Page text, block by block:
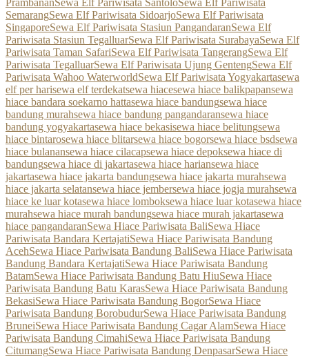
PrambananSewa Elf Pariwisata SantoloSewa Elf Pariwisata
SemarangSewa Elf Pariwisata SidoarjoSewa Elf Pariwisata
SingaporeSewa Elf Pariwisata Stasiun PangandaranSewa Elf
Pariwisata Stasiun TegalluarSewa Elf Pariwisata SurabayaSewa Elf
Pariwisata Taman SafariSewa Elf Pariwisata TangerangSewa Elf
Pariwisata TegalluarSewa Elf Pariwisata Ujung GentengSewa Elf
Pariwisata Wahoo WaterworldSewa Elf Pariwisata Yogyakartasewa
elf per harisewa elf terdekatsewa hiacesewa hiace balikpapansewa
hiace bandara soekarno hattasewa hiace bandungsewa hiace
bandung murahsewa hiace bandung pangandaransewa hiace
bandung yogyakartasewa hiace bekasisewa hiace belitungsewa
hiace bintarosewa hiace blitarsewa hiace bogorsewa hiace bsdsewa
hiace bulanansewa hiace cilacapsewa hiace depoksewa hiace di
bandungsewa hiace di jakartasewa hiace hariansewa hiace
jakartasewa hiace jakarta bandungsewa hiace jakarta murahsewa
hiace jakarta selatansewa hiace jembersewa hiace jogja murahsewa
hiace ke luar kotasewa hiace lomboksewa hiace luar kotasewa hiace
murahsewa hiace murah bandungsewa hiace murah jakartasewa
hiace pangandaranSewa Hiace Pariwisata BaliSewa Hiace
Pariwisata Bandara KertajatiSewa Hiace Pariwisata Bandung
AcehSewa Hiace Pariwisata Bandung BaliSewa Hiace Pariwisata
Bandung Bandara KertajatiSewa Hiace Pariwisata Bandung
BatamSewa Hiace Pariwisata Bandung Batu HiuSewa Hiace
Pariwisata Bandung Batu KarasSewa Hiace Pariwisata Bandung
BekasiSewa Hiace Pariwisata Bandung BogorSewa Hiace
Pariwisata Bandung BorobudurSewa Hiace Pariwisata Bandung
BruneiSewa Hiace Pariwisata Bandung Cagar AlamSewa Hiace
Pariwisata Bandung CimahiSewa Hiace Pariwisata Bandung
CitumangSewa Hiace Pariwisata Bandung DenpasarSewa Hiace